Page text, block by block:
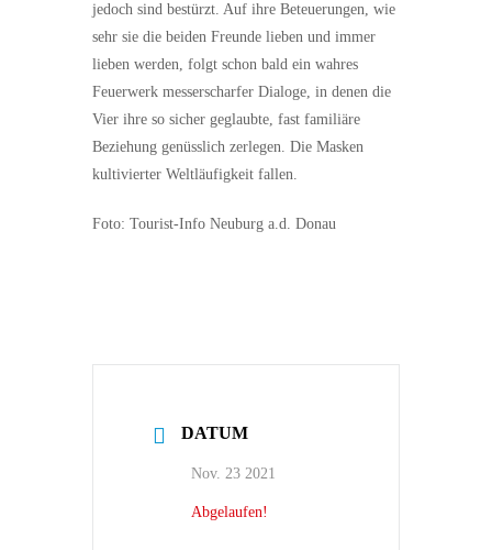
jedoch sind bestürzt. Auf ihre Beteuerungen, wie
sehr sie die beiden Freunde lieben und immer
lieben werden, folgt schon bald ein wahres
Feuerwerk messerscharfer Dialoge, in denen die
Vier ihre so sicher geglaubte, fast familiäre
Beziehung genüsslich zerlegen. Die Masken
kultivierter Weltläufigkeit fallen.
Foto: Tourist-Info Neuburg a.d. Donau
DATUM
Nov. 23 2021
Abgelaufen!